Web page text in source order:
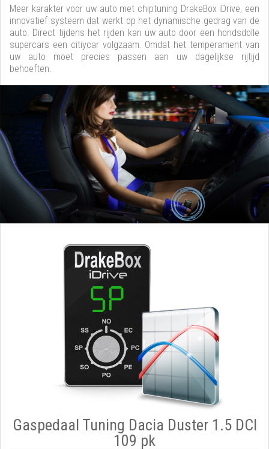
Meer karakter voor uw auto met chiptuning DrakeBox iDrive, een
innovatief systeem dat werkt op het dynamische gedrag van de
auto. Direct tijdens het rijden kan uw auto door een hondsdolle
supercars een citiycar volgzaam. Omdat het temperament van
uw auto moet precies passen aan uw dagelijkse rijtijd
behoeften.
Gaspedaal Tuning Dacia Duster 1.5 DCI
109 pk